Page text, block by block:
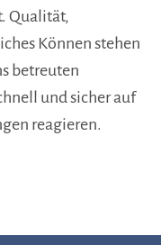
Qualität,
Können stehen
betreuten
und sicher auf
reagieren.